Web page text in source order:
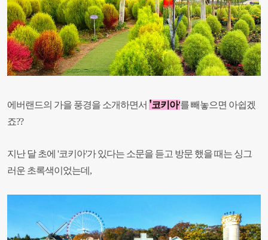
에버랜드의 가을 풍경을 소개하면서 '코키아'를 빼놓으면 아쉽겠
죠??
지난 달 초에 '코키아'가 있다는 소문을 듣고 방문 했을 때는 싱그
러운 초록색이었는데,